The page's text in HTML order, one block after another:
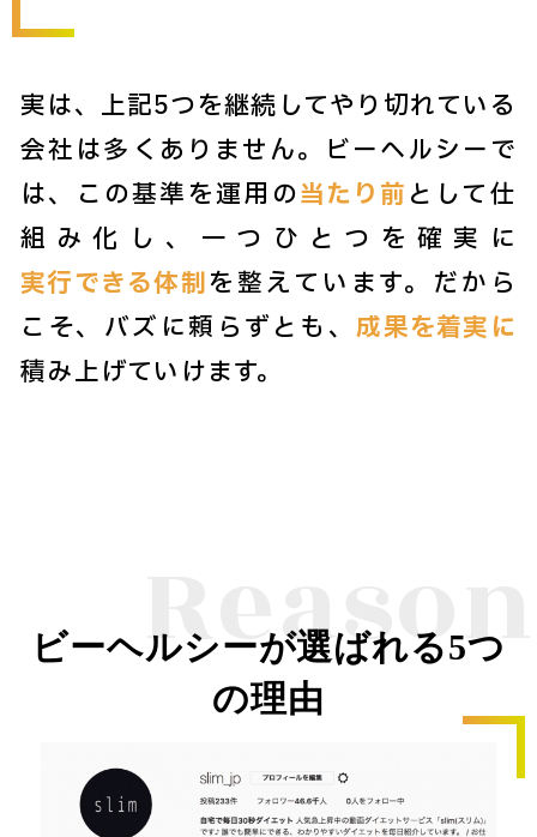
実は、上記5つを継続してやり切れている
会社は多くありません。ビーヘルシーで
は、この基準を運用の当たり前として仕
組み化し、一つひとつを確実に
実行できる体制を整えています。だから
こそ、バズに頼らずとも、成果を着実に
積み上げていけます。
Reason
ビーヘルシーが選ばれる5つ
の理由